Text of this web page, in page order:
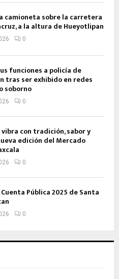
camioneta sobre la carretera
a la altura de Hueyotlipan
0
funciones a policía de
tras ser exhibido en redes
soborno
0
vibra con tradición, sabor y
edición del Mercado
0
Pública 2025 de Santa
0